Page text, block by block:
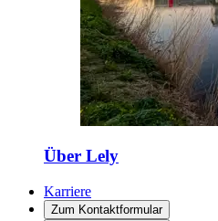
Über Lely
Karriere
Zum Kontaktformular